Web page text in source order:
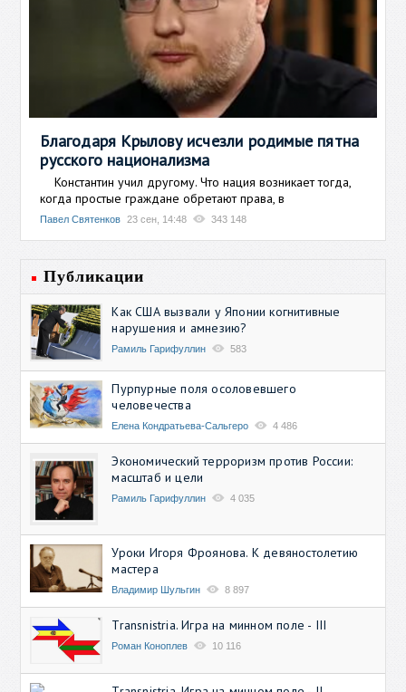
Благодаря Крылову исчезли родимые пятна
русского национализма
Константин учил другому. Что нация возникает тогда,
когда простые граждане обретают права, в
Павел Святенков 23 сен, 14:48 343 148
Публикации
Как США вызвали у Японии когнитивные
нарушения и амнезию?
Рамиль Гарифуллин 583
Пурпурные поля осоловевшего
человечества
Елена Кондратьева-Сальгеро 4 486
Экономический терроризм против России:
масштаб и цели
Рамиль Гарифуллин 4 035
Уроки Игоря Фроянова. К девяностолетию
мастера
Владимир Шульгин 8 897
Transnistria. Игра на минном поле - III
Роман Коноплев 10 116